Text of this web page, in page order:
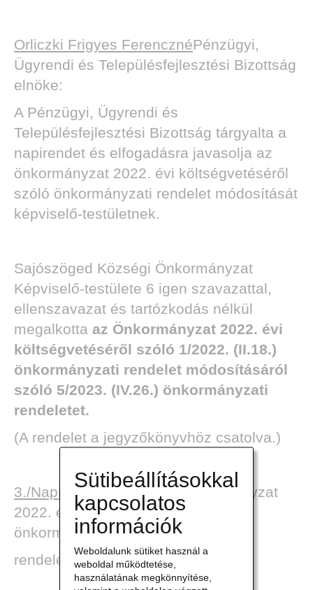
Orliczki Frigyes FerencznéPénzügyi,
Ügyrendi és Településfejlesztési Bizottság
elnöke:
A Pénzügyi, Ügyrendi és
Településfejlesztési Bizottság tárgyalta a
napirendet és elfogadásra javasolja az
önkormányzat 2022. évi költségvetéséről
szóló önkormányzati rendelet módosítását
képviselő-testületnek.
Sajószöged Községi Önkormányzat
Képviselő-testülete 6 igen szavazattal,
ellenszavazat és tartózkodás nélkül
megalkotta az Önkormányzat 2022. évi
költségvetéséről szóló 1/2022. (II.18.)
önkormányzati rendelet módosításáról
szóló 5/2023. (IV.26.) önkormányzati
rendeletet.
(A rendelet a jegyzőkönyvhöz csatolva.)
3./Napirend:Javaslat az Önkormányzat
2022. évi zárszámadásáról szóló
önkormányzati
rendelet elfogadására.
Sütibeállításokkal
kapcsolatos
információk
Weboldalunk sütiket használ a
weboldal működtetése,
használatának megkönnyítése,